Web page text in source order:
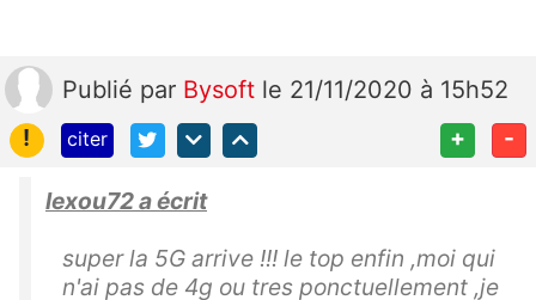
Publié par Bysoft le 21/11/2020 à 15h52
!
citer + -
lexou72 a écrit
super la 5G arrive !!! le top enfin ,moi qui
n'ai pas de 4g ou tres ponctuellement ,je